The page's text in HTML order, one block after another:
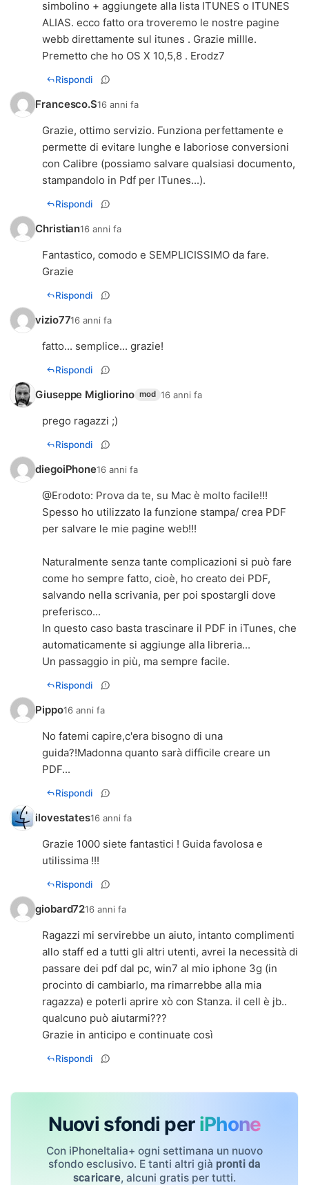
simbolino + aggiungete alla lista ITUNES o ITUNES
ALIAS. ecco fatto ora troveremo le nostre pagine
webb direttamente sul itunes . Grazie millle.
Premetto che ho OS X 10,5,8 . Erodz7
Rispondi
Francesco.S16 anni fa
Grazie, ottimo servizio. Funziona perfettamente e
permette di evitare lunghe e laboriose conversioni
con Calibre (possiamo salvare qualsiasi documento,
stampandolo in Pdf per ITunes...).
Rispondi
Christian16 anni fa
Fantastico, comodo e SEMPLICISSIMO da fare.
Grazie
Rispondi
vizio7716 anni fa
fatto... semplice... grazie!
Rispondi
Giuseppe Migliorino mod 16 anni fa
prego ragazzi ;)
Rispondi
diegoiPhone16 anni fa
@Erodoto: Prova da te, su Mac è molto facile!!!
Spesso ho utilizzato la funzione stampa/ crea PDF
per salvare le mie pagine web!!!
Naturalmente senza tante complicazioni si può fare
come ho sempre fatto, cioè, ho creato dei PDF,
salvando nella scrivania, per poi spostargli dove
preferisco...
In questo caso basta trascinare il PDF in iTunes, che
automaticamente si aggiunge alla libreria...
Un passaggio in più, ma sempre facile.
Rispondi
Pippo16 anni fa
No fatemi capire,c'era bisogno di una
guida?!Madonna quanto sarà difficile creare un
PDF...
Rispondi
ilovestates16 anni fa
Grazie 1000 siete fantastici ! Guida favolosa e
utilissima !!!
Rispondi
giobard7216 anni fa
Ragazzi mi servirebbe un aiuto, intanto complimenti
allo staff ed a tutti gli altri utenti, avrei la necessità di
passare dei pdf dal pc, win7 al mio iphone 3g (in
procinto di cambiarlo, ma rimarrebbe alla mia
ragazza) e poterli aprire xò con Stanza. il cell è jb..
qualcuno può aiutarmi???
Grazie in anticipo e continuate così
Rispondi
Nuovi sfondi per iPhone
Con iPhoneItalia+ ogni settimana un nuovo
sfondo esclusivo. E tanti altri già pronti da
scaricare, alcuni gratis per tutti.